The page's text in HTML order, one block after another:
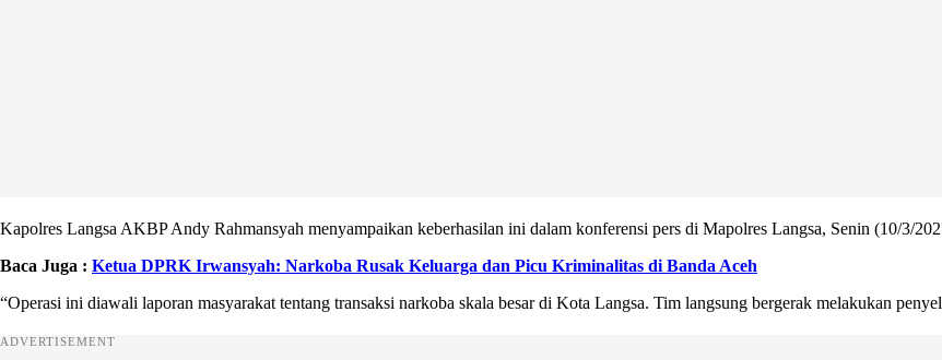
Kapolres Langsa AKBP Andy Rahmansyah menyampaikan keberhasilan ini dalam konferensi pers di Mapolres Langsa, Senin (10/3/
Baca Juga : Ketua DPRK Irwansyah: Narkoba Rusak Keluarga dan Picu Kriminalitas di Banda Aceh
“Operasi ini diawali laporan masyarakat tentang transaksi narkoba skala besar di Kota Langsa. Tim langsung bergerak melakukan
ADVERTISEMENT